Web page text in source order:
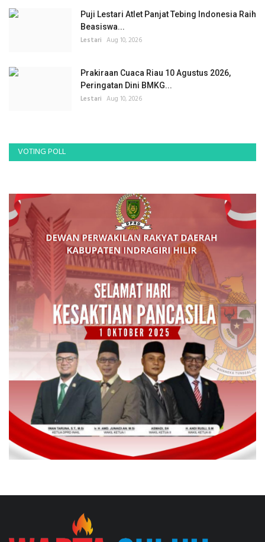
Puji Lestari Atlet Panjat Tebing Indonesia Raih
Beasiswa...
Lestari Aug 10, 2026
Prakiraan Cuaca Riau 10 Agustus 2026,
Peringatan Dini BMKG...
Lestari Aug 10, 2026
VOTING POLL